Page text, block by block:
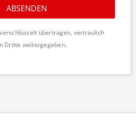
ABSENDEN
übertragen, vertraulich
Dritte weitergegeben.